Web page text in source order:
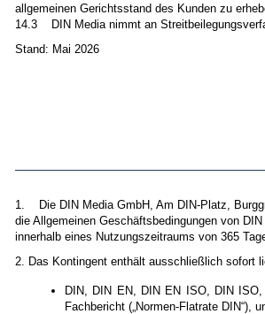
allgemeinen Gerichtsstand des Kunden zu
14.3 DIN Media nimmt an
Stand: Mai 2026
1. Die DIN Media GmbH, Am DIN-Platz,
die Allgemeinen Geschäftsbedingungen von
innerhalb eines Nutzungszeitraums von 365
2. Das Kontingent enthält ausschließlich sofort
DIN, DIN EN, DIN EN ISO, DIN
Fachbericht („Normen-Flatrate DIN“),